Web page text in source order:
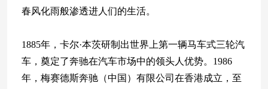
春风化雨般渗透进人们的生活。
1885年，卡尔·本茨研制出世界上第一辆马车式三轮汽
车，奠定了奔驰在汽车市场中的领头人优势。1986
年，梅赛德斯奔驰（中国）有限公司在香港成立，至